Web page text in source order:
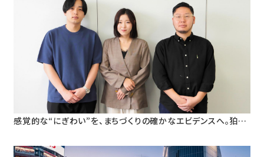
感覚的な“にぎわい”を、まちづくりの確かなエビデンスへ。狛江
まちづくり」の定量検証